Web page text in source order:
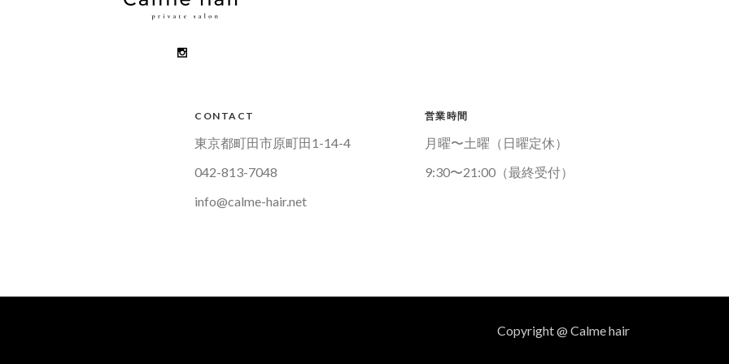
CONTACT
東京都町田市原町田1-14-4
042-813-7048
info@calme-hair.net
営業時間
月曜〜土曜（日曜定休）
9:30〜21:00（最終受付）
Copyright @ Calme hair